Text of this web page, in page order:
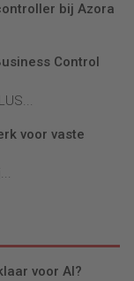
bij Azora
Control
voor vaste
voor AI?